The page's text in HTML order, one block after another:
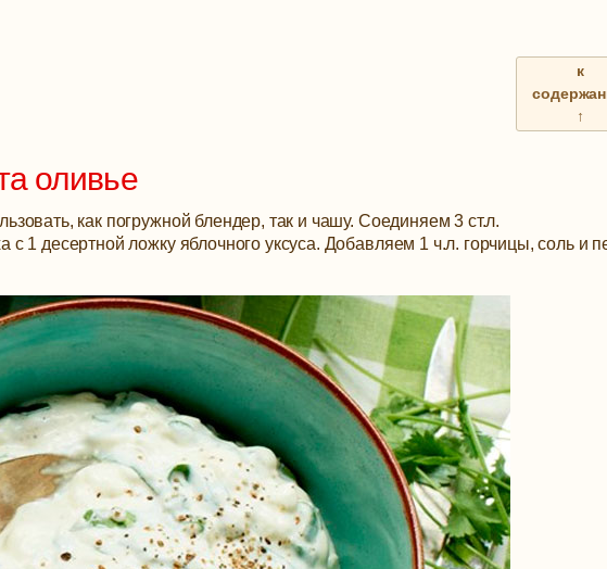
к
↑
оливье
как погружной блендер, так и чашу. Соединяем 3 ст.л.
с 1 десертной ложку яблочного уксуса. Добавляем 1 ч.л. горчицы, соль и